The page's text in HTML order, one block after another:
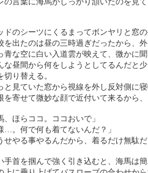
のシーツにくるまってボンヤリと窓の
出たのは昼の三時過ぎだったから、外
な空に白い入道雲が映えて、微かに聞
昼間から何をしようとしてるんだと
切り替える。
見ていた窓から視線を外し反対側に
寄せて微妙な顔で近付いて来るから
、ほらココ。ココおいで」
…。何で何も着てないんだ？」
せやる事やるんだから、着るだけ無駄だ
首を掴んで強く引き込むと、海馬は簡